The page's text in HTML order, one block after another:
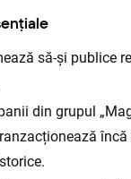
să-și publice
din grupul